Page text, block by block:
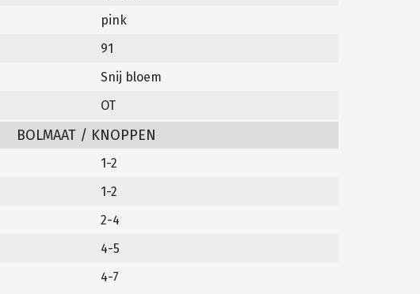
pink
91
Snij bloem
OT
BOLMAAT / KNOPPEN
1-2
1-2
2-4
4-5
4-7